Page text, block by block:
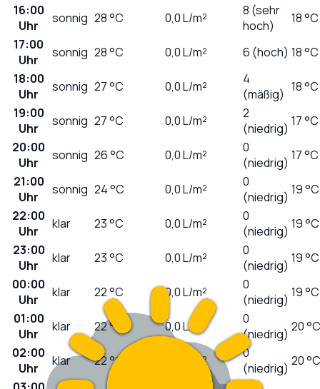
16:00
Uhr
sonnig 28°C 0,0L/m²
8 (sehr
hoch)
18 °C
17:00
Uhr
sonnig 28°C 0,0L/m² 6 (hoch) 18 °C
18:00
Uhr
sonnig 27°C 0,0L/m²
4
(mäßig) 18 °C
19:00
Uhr
sonnig 27°C 0,0L/m²
2
(niedrig) 17 °C
20:00
Uhr
sonnig 26°C 0,0L/m²
0
(niedrig) 17 °C
21:00
Uhr
sonnig 24°C 0,0L/m²
0
(niedrig) 19 °C
22:00
Uhr
klar 23°C 0,0L/m²
0
(niedrig) 19 °C
23:00
Uhr
klar 23°C 0,0L/m²
0
(niedrig) 19 °C
00:00
Uhr
klar 22°C 0,0L/m²
0
(niedrig) 19 °C
01:00
Uhr
klar 22°C 0,0L/m²
0
(niedrig) 20 °C
02:00
Uhr
klar 22°C L/m²
0
(niedrig) 20 °C